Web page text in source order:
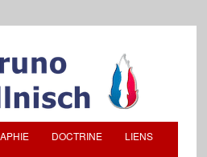
DOCTRINE LIENS